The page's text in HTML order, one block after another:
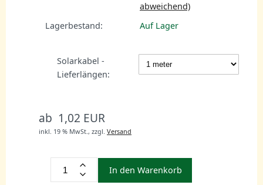
abweichend)
Lagerbestand:
Auf Lager
Solarkabel -
Lieferlängen:
ab 1,02 EUR
inkl. 19 % MwSt., zzgl. Versand
In den Warenkorb